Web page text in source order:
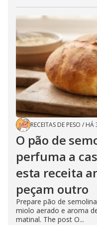
RECEITAS DE PESO / HÁ
O pão de
perfuma a
esta receita
peçam outro
Prepare pão de
miolo aerado e aroma
matinal. The post O...